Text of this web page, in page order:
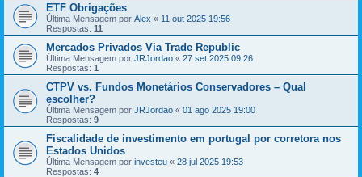
ETF Obrigações
Última Mensagem por Alex « 11 out 2025 19:56
Respostas: 11
Mercados Privados Via Trade Republic
Última Mensagem por JRJordao « 27 set 2025 09:26
Respostas: 1
CTPV vs. Fundos Monetários Conservadores – Qual
escolher?
Última Mensagem por JRJordao « 01 ago 2025 19:00
Respostas: 9
Fiscalidade de investimento em portugal por corretora nos
Estados Unidos
Última Mensagem por investeu « 28 jul 2025 19:53
Respostas: 4